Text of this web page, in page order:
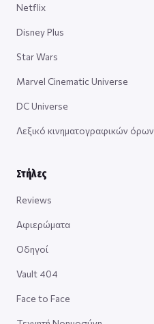
Netflix
Disney Plus
Star Wars
Marvel Cinematic Universe
DC Universe
Λεξικό κινηματογραφικών όρων
Στήλες
Reviews
Αφιερώματα
Οδηγοί
Vault 404
Face to Face